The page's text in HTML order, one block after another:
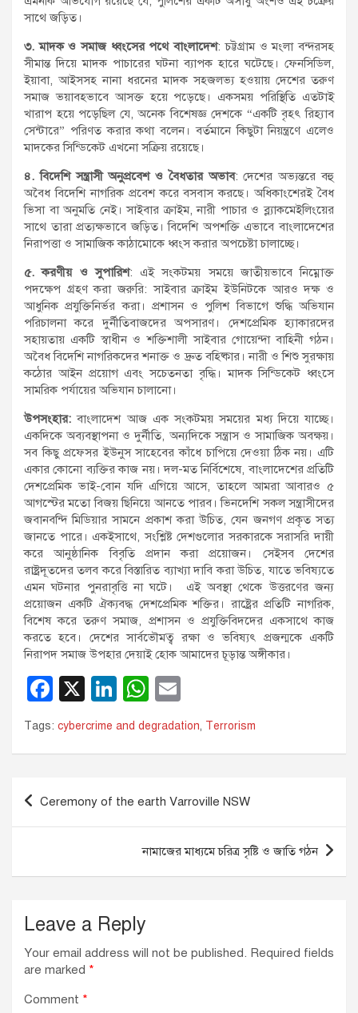
সাথে জড়িত।
৩. মাদক ও সমাজ ধ্বংসের পথে বাংলাদেশ: চট্টগ্রাম ও মংলা বন্দরসহ
সীমান্ত দিয়ে মাদক পাচারের ঘটনা ব্যাপক হারে ঘটেছে। ফেনসিডিল,
ইয়াবা, আইসসহ নানা ধরনের মাদক সহজলভ্য হওয়ায় দেশের তরুণ
সমাজ ভয়াবহভাবে আসক্ত হয়ে পড়েছে। একসময় পরিস্থিতি এতটাই
খারাপ হয়ে পড়েছিল যে, অনেক বিশেষজ্ঞ দেশকে “একটি বৃহৎ রিহ্যাব
সেন্টারে” পরিণত করার কথা বলেন। বর্তমানে কিছুটা নিয়ন্ত্রণে এলেও
মাদকের সিন্ডিকেট এখনো সক্রিয় রয়েছে।
৪. বিদেশি সন্ত্রাসী অনুপ্রবেশ ও বৈধতার অভাব: দেশের অভ্যন্তরে বহু
অবৈধ বিদেশি নাগরিক প্রবেশ করে বসবাস করছে। অধিকাংশেরই বৈধ
ভিসা বা অনুমতি নেই। সাইবার ক্রাইম, নারী পাচার ও ব্ল্যাকমেইলিংয়ের
সাথে তারা প্রত্যক্ষভাবে জড়িত। বিদেশি অপশক্তি এভাবে বাংলাদেশের
নিরাপত্তা ও সামাজিক কাঠামোকে ধ্বংস করার অপচেষ্টা চালাচ্ছে।
৫. করণীয় ও সুপারিশ: এই সংকটময় সময়ে জাতীয়ভাবে নিম্নোক্ত
পদক্ষেপ গ্রহণ করা জরুরি: সাইবার ক্রাইম ইউনিটকে আরও দক্ষ ও
আধুনিক প্রযুক্তিনির্ভর করা। প্রশাসন ও পুলিশ বিভাগে শুদ্ধি অভিযান
পরিচালনা করে দুর্নীতিবাজদের অপসারণ। দেশপ্রেমিক হ্যাকারদের
সহায়তায় একটি স্বাধীন ও শক্তিশালী সাইবার গোয়েন্দা বাহিনী গঠন।
অবৈধ বিদেশি নাগরিকদের শনাক্ত ও দ্রুত বহিষ্কার। নারী ও শিশু সুরক্ষায়
কঠোর আইন প্রয়োগ এবং সচেতনতা বৃদ্ধি। মাদক সিন্ডিকেট ধ্বংসে
সামরিক পর্যায়ের অভিযান চালানো।
উপসংহার: বাংলাদেশ আজ এক সংকটময় সময়ের মধ্য দিয়ে যাচ্ছে।
একদিকে অব্যবস্থাপনা ও দুর্নীতি, অন্যদিকে সন্ত্রাস ও সামাজিক অবক্ষয়।
সব কিছু প্রফেসর ইউনুস সাহেবের কাঁধে চাপিয়ে দেওয়া ঠিক নয়। এটি
একার কোনো ব্যক্তির কাজ নয়। দল-মত নির্বিশেষে, বাংলাদেশের প্রতিটি
দেশপ্রেমিক ভাই-বোন যদি এগিয়ে আসে, তাহলে আমরা আবারও ৫
আগস্টের মতো বিজয় ছিনিয়ে আনতে পারব। ভিনদেশি সকল সন্ত্রাসীদের
জবানবন্দি মিডিয়ার সামনে প্রকাশ করা উচিত, যেন জনগণ প্রকৃত সত্য
জানতে পারে। একইসাথে, সংশ্লিষ্ট দেশগুলোর সরকারকে সরাসরি দায়ী
করে আনুষ্ঠানিক বিবৃতি প্রদান করা প্রয়োজন। সেইসব দেশের
রাষ্ট্রদূতদের তলব করে বিস্তারিত ব্যাখ্যা দাবি করা উচিত, যাতে ভবিষ্যতে
এমন ঘটনার পুনরাবৃত্তি না ঘটে। এই অবস্থা থেকে উত্তরণের জন্য
প্রয়োজন একটি ঐক্যবদ্ধ দেশপ্রেমিক শক্তির। রাষ্ট্রের প্রতিটি নাগরিক,
বিশেষ করে তরুণ সমাজ, প্রশাসন ও প্রযুক্তিবিদদের একসাথে কাজ
করতে হবে। দেশের সার্বভৌমত্ব রক্ষা ও ভবিষ্যৎ প্রজন্মকে একটি
নিরাপদ সমাজ উপহার দেয়াই হোক আমাদের চূড়ান্ত অঙ্গীকার।
F
c
e
b
o
k
X
Li
k
e
dI
n
W
at
s
A
p
p
m
ail
Tags: cybercrime and degradation, Terrorism
Post
navigation
Ceremony of the earth Varroville NSW
নামাজের মাধ্যমে চরিত্র সৃষ্টি ও জাতি গঠন
Leave a Reply
Your email address will not be published. Required fields
are marked *
Comment *